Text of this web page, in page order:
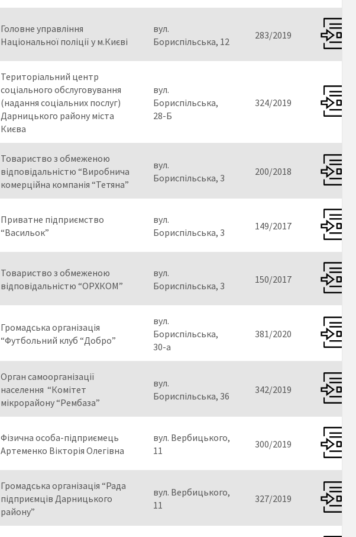
Головне управління
Національної поліції у м.Києві
вул.
Бориспільська, 12
283/2019
Територіальний центр
соціального обслуговування
(надання соціальних послуг)
Дарницького району міста
Києва
вул.
Бориспільська,
28-Б
324/2019
Товариство з обмеженою
відповідальністю “Виробнича
комерційна компанія “Тетяна”
вул.
Бориспільська, 3
200/2018
Приватне підприємство
“Васильок”
вул.
Бориспільська, 3
149/2017
Товариство з обмеженою
відповідальністю “ОРХКОМ”
вул.
Бориспільська, 3
150/2017
Громадська організація
“Футбольний клуб “Добро”
вул.
Бориспільська,
30-а
381/2020
Орган самоорганізації
населення “Комітет
мікрорайону “Рембаза”
вул.
Бориспільська, 36
342/2019
Фізична особа-підприємець
Артеменко Вікторія Олегівна
вул. Вербицького,
11
300/2019
Громадська організація “Рада
підприємців Дарницького
району”
вул. Вербицького,
11
327/2019